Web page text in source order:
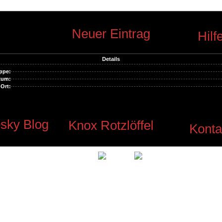
Neuer Eintrag
Details
Ort:
Blog Knox Rotzlöffel